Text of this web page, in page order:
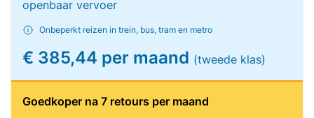
openbaar vervoer
Onbeperkt reizen in trein, bus, tram en metro
€ 385,44 per maand (tweede klas)
Goedkoper na 7 retours per maand